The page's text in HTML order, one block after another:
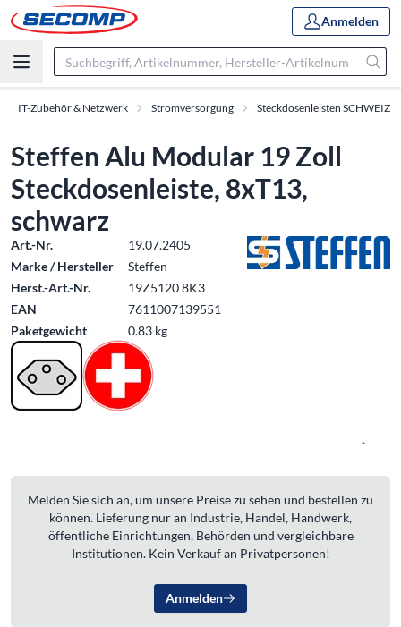
Anmelden
IT-Zubehör & Netzwerk Stromversorgung Steckdosenleisten SCHWEIZ
Steffen Alu Modular 19 Zoll
Steckdosenleiste, 8xT13,
schwarz
Art.-Nr.
19.07.2405
Marke / Hersteller
Steffen
Herst.-Art.-Nr.
19Z5120 8K3
EAN
7611007139551
Paketgewicht
0.83 kg
Melden Sie sich an, um unsere Preise zu sehen und bestellen zu
können. Lieferung nur an Industrie, Handel, Handwerk,
öffentliche Einrichtungen, Behörden und vergleichbare
Institutionen. Kein Verkauf an Privatpersonen!
Anmelden